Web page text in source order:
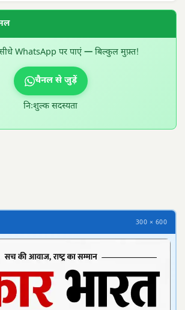
WhatsApp पर पाएं — बिल्कुल मुफ़्त!
चैनल से जुड़ें
निःशुल्क सदस्यता
300 × 600